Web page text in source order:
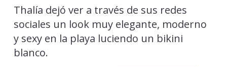
Thalía dejó ver a través de sus redes
sociales un look muy elegante, moderno
y sexy en la playa luciendo un bikini
blanco.